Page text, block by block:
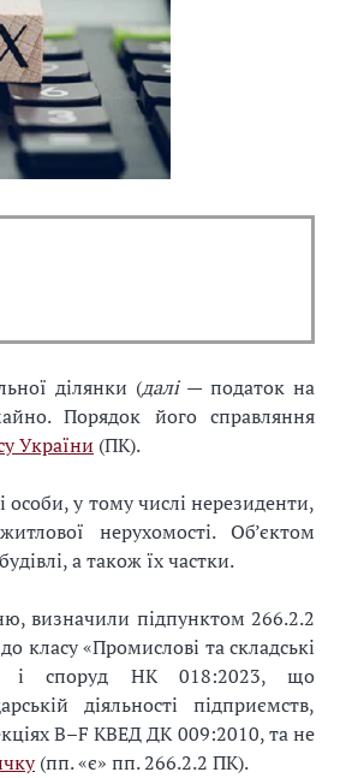
ділянки (далі— податок на
Порядок його справляння
України (ПК).
у тому числі нерезиденти,
нерухомості. Об’єктом
а також їх частки.
визначили підпунктом 266.2.2
класу «Промислові та складські
і споруд НК 018:2023, що
діяльності підприємств,
B–F КВЕД ДК 009:2010, та не
(пп. «є» пп. 266.2.2 ПК).